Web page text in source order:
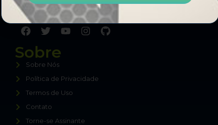
direto ao ponto, para te tornar um Especialista.
Sobre
Sobre Nós
Política de Privacidade
Termos de Uso
Contato
Torne-se Assinante